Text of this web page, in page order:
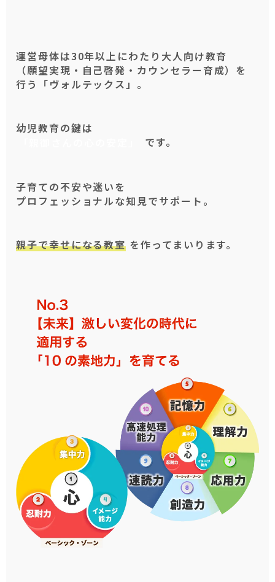
運営母体は30年以上にわたり大人向け教育
（願望実現・自己啓発・カウンセラー育成）を
行う「ヴォルテックス」。
幼児教育の鍵は
です。
子育ての不安や迷いを
プロフェッショナルな知見でサポート。
親子で幸せになる教室 を作ってまいります。